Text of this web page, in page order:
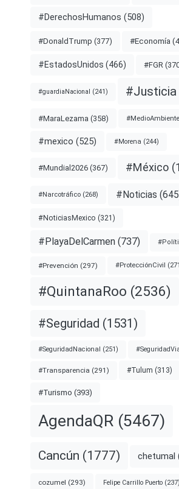
#DerechosHumanos (508)
#DonaldTrump (377) #Economía
#EstadosUnidos (466) #FGR
#guardiaNacional (241) #Justicia
#MaraLezama (358) #MedioAmbiente
#mexico (525) #Morena (244)
#Mundial2026 (367) #México
#Narcotráfico (268) #Noticias
#NoticiasMexico (321)
#PlayaDelCarmen (737)
#Prevención (297) #ProtecciónCivil
#QuintanaRoo (2536)
#Seguridad (1531)
#SeguridadNacional (251)
#Transparencia (291) #Tulum (313)
#Turismo (393)
AgendaQR (5467)
Cancún (1777) chetumal
cozumel (293) Felipe Carrillo Puerto (237)